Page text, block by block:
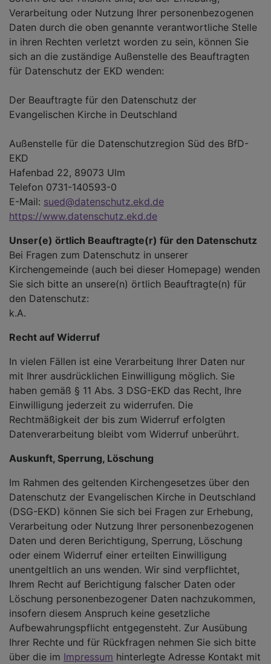
Verarbeitung oder Nutzung Ihrer personenbezogenen
Daten durch die oben genannte verantwortliche Stelle
in ihren Rechten verletzt worden zu sein, können Sie
sich an die zuständige Außenstelle des Beauftragten
für Datenschutz der EKD wenden:
Der Beauftragte für den Datenschutz der
Evangelischen Kirche in Deutschland
Außenstelle für die Datenschutzregion Süd des BfD-
EKD
Hafenbad 22, 89073 Ulm
Telefon 0731-140593-0
E-Mail: sued@datenschutz.ekd.de
https://www.datenschutz.ekd.de
Unser(e) örtlich Beauftragte(r) für den Datenschutz
Bei Fragen zum Datenschutz in unserer
Kirchengemeinde (auch bei dieser Homepage) wenden
Sie sich bitte an unsere(n) örtlich Beauftragte(n) für
den Datenschutz:
k.A.
Recht auf Widerruf
In vielen Fällen ist eine Verarbeitung Ihrer Daten nur
mit Ihrer ausdrücklichen Einwilligung möglich. Sie
haben gemäß § 11 Abs. 3 DSG-EKD das Recht, Ihre
Einwilligung jederzeit zu widerrufen. Die
Rechtmäßigkeit der bis zum Widerruf erfolgten
Datenverarbeitung bleibt vom Widerruf unberührt.
Auskunft, Sperrung, Löschung
Im Rahmen des geltenden Kirchengesetzes über den
Datenschutz der Evangelischen Kirche in Deutschland
(DSG-EKD) können Sie sich bei Fragen zur Erhebung,
Verarbeitung oder Nutzung Ihrer personenbezogenen
Daten und deren Berichtigung, Sperrung, Löschung
oder einem Widerruf einer erteilten Einwilligung
unentgeltlich an uns wenden. Wir sind verpflichtet,
Ihrem Recht auf Berichtigung falscher Daten oder
Löschung personenbezogener Daten nachzukommen,
insofern diesem Anspruch keine gesetzliche
Aufbewahrungspflicht entgegensteht. Zur Ausübung
Ihrer Rechte und für Rückfragen nehmen Sie sich bitte
über die im Impressum hinterlegte Adresse Kontakt mit